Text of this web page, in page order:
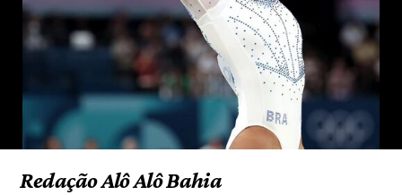
Redação Alô Alô Bahia